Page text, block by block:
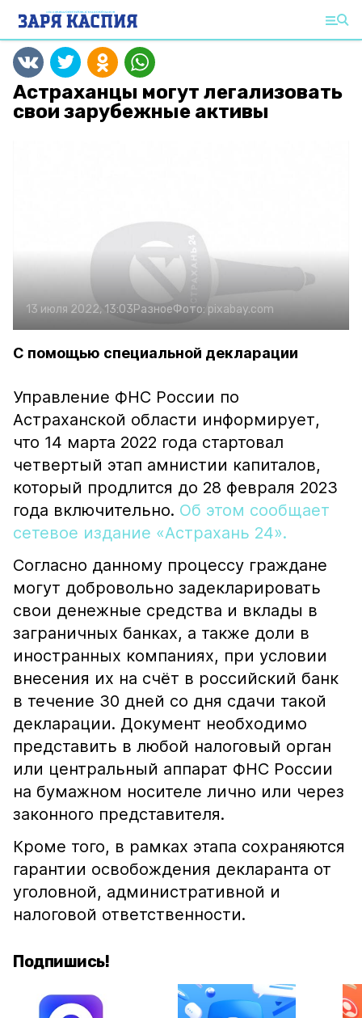
Астраханцы могут легализовать
свои зарубежные активы
13 июля 2022, 13:03РазноеФото: pixabay.com
С помощью специальной декларации
Управление ФНС России по
Астраханской области информирует,
что 14 марта 2022 года стартовал
четвертый этап амнистии капиталов,
который продлится до 28 февраля 2023
года включительно. Об этом сообщает
сетевое издание «Астрахань 24».
Согласно данному процессу граждане
могут добровольно задекларировать
свои денежные средства и вклады в
заграничных банках, а также доли в
иностранных компаниях, при условии
внесения их на счёт в российский банк
в течение 30 дней со дня сдачи такой
декларации. Документ необходимо
представить в любой налоговый орган
или центральный аппарат ФНС России
на бумажном носителе лично или через
законного представителя.
Кроме того, в рамках этапа сохраняются
гарантии освобождения декларанта от
уголовной, административной и
налоговой ответственности.
Подпишись!